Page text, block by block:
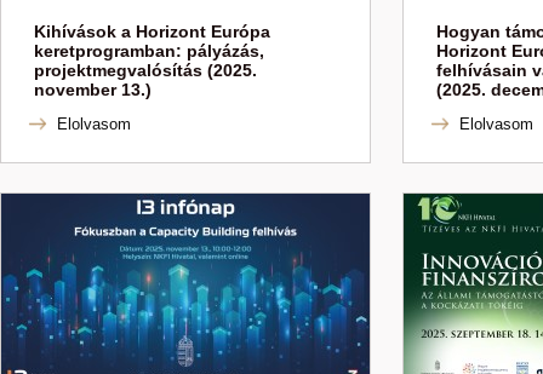
Kihívások a Horizont Európa
keretprogramban: pályázás,
projektmegvalósítás (2025.
november 13.)
Elolvasom
Hogyan
Horizont
felhívásain
(2025.
Elolvasom